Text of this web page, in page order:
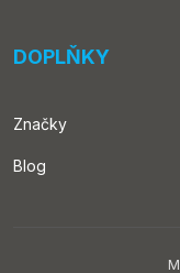
DOPLŇKY
Značky
Blog